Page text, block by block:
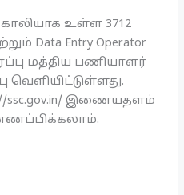
உள்ள 3712
Data Entry Operator
மத்திய பணியாளர்
ssc.gov.in/ இணையதளம்